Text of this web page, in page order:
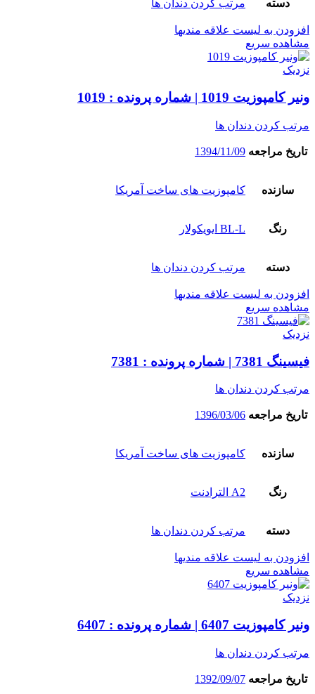
دسته مرتب کردن دندان ها
افزودن به لیست علاقه مندیها
مشاهده سریع
نزدیک
ونیر کامپوزیت 1019 | شماره پرونده : 1019
مرتب کردن دندان ها
تاریخ مراجعه 1394/11/09
سازنده کامپوزیت های ساخت آمریکا
رنگ BL-L ایویکولار
دسته مرتب کردن دندان ها
افزودن به لیست علاقه مندیها
مشاهده سریع
نزدیک
فیسینگ 7381 | شماره پرونده : 7381
مرتب کردن دندان ها
تاریخ مراجعه 1396/03/06
سازنده کامپوزیت های ساخت آمریکا
رنگ A2 الترادنت
دسته مرتب کردن دندان ها
افزودن به لیست علاقه مندیها
مشاهده سریع
نزدیک
ونیر کامپوزیت 6407 | شماره پرونده : 6407
مرتب کردن دندان ها
تاریخ مراجعه 1392/09/07